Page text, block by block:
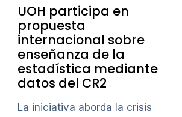
UOH participa en
propuesta
internacional sobre
enseñanza de la
estadística mediante
datos del CR2
La iniciativa aborda la crisis